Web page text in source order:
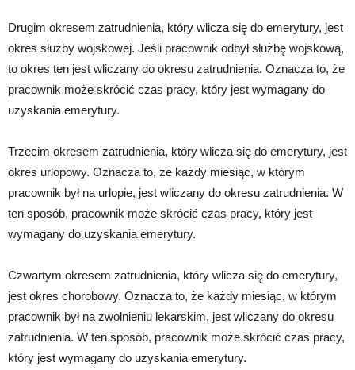
Drugim okresem zatrudnienia, który wlicza się do emerytury, jest
okres służby wojskowej. Jeśli pracownik odbył służbę wojskową,
to okres ten jest wliczany do okresu zatrudnienia. Oznacza to, że
pracownik może skrócić czas pracy, który jest wymagany do
uzyskania emerytury.
Trzecim okresem zatrudnienia, który wlicza się do emerytury, jest
okres urlopowy. Oznacza to, że każdy miesiąc, w którym
pracownik był na urlopie, jest wliczany do okresu zatrudnienia. W
ten sposób, pracownik może skrócić czas pracy, który jest
wymagany do uzyskania emerytury.
Czwartym okresem zatrudnienia, który wlicza się do emerytury,
jest okres chorobowy. Oznacza to, że każdy miesiąc, w którym
pracownik był na zwolnieniu lekarskim, jest wliczany do okresu
zatrudnienia. W ten sposób, pracownik może skrócić czas pracy,
który jest wymagany do uzyskania emerytury.